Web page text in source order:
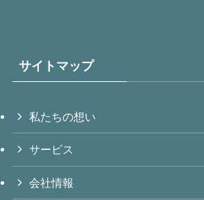
サイトマップ
私たちの想い
サービス
会社情報